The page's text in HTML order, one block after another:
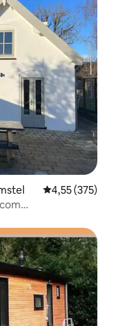
4,55 de uma
4,55 (375)